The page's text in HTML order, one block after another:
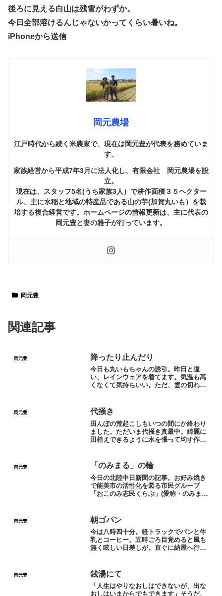
後ろに見える白山は残雪がわずか。
今日全部溶けるんじゃないかってくらい暑いね。
iPhoneから送信
岡元農場
江戸時代から続く米農家で、現在は岡元豊が代表を務めていま
す。
家族経営から平成7年3月に法人化し、有限会社 岡元農場を設
立。
現在は、スタッフ5名(うち家族3人）で耕作面積３５ヘクター
ル、主に水稲と地域の特産品である山の芋(加賀丸いも）を栽
培する複合経営です。ホームページの情報更新は、主に代表の
岡元豊と妻の雅子が行っています。
岡元豊
関連記事
岡元豊 降ったり止んだり
今日も丸いもちゃんの誘引。昨日と違
い、レインウェアを着てます。気温も高
くなくて気持ちいい。ただ、雲の切れ間
って来るの見えてるのでレインウェアは
脱げない。まあ、どんな状況...
岡元豊 代掻き
田んぼの荒起こしもいつの間にか終わり
ました。ただいま代掻き真最中。綺麗に
田植えできるように水を張って均す作
てからビニルハウスの苗を見ます。そし
て納屋でトラクターの点検とグ...
岡元豊 「のみまる」の輪
今日の北陸中日新聞の記事。お好み焼き
で能美市の活性化を図る市民グループ
「おこのみ志民くらぶ」(愛称・のみまる)
げるお好み焼き。この市民の想いが大き
く膨らんで能美市が益々...
岡元豊 朝ゴパン
今は八時四十分。軽トラックでパンと牛
乳とコーヒー。五時ごろ目覚めると風も
無く眩しい日差しが。直ぐに納屋へ行っ
た。これ食べて今日も頑張ります！
岡元豊 銭湯にて
「人生はやりなおしはできないが、出な
おしはいまからでもできます」そうだ、